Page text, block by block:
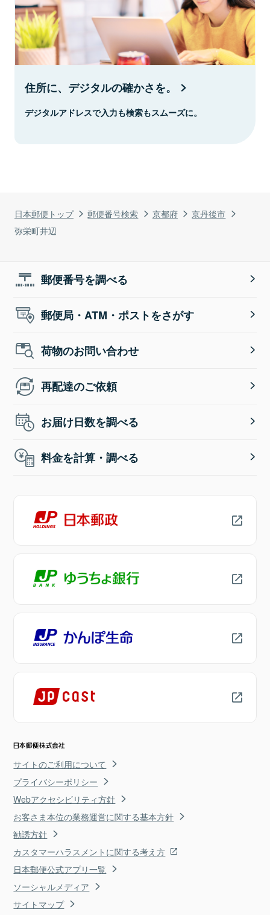
日本郵便トップ 郵便番号検索 京都府
京丹後市
弥栄町井辺
住所に、デジタルの確かさを。
デジタルアドレスで入力も検索もスムーズに。
郵便番号を調べる
郵便局・ATM・ポストをさがす
荷物のお問い合わせ
再配達のご依頼
お届け日数を調べる
料金を計算・調べる
サイトのご利用について
プライバシーポリシー
Webアクセシビリティ方針
お客さま本位の業務運営に関する基本方針
勧誘方針
カスタマーハラスメントに関する考え方
日本郵便公式アプリ一覧
ソーシャルメディア
サイトマップ